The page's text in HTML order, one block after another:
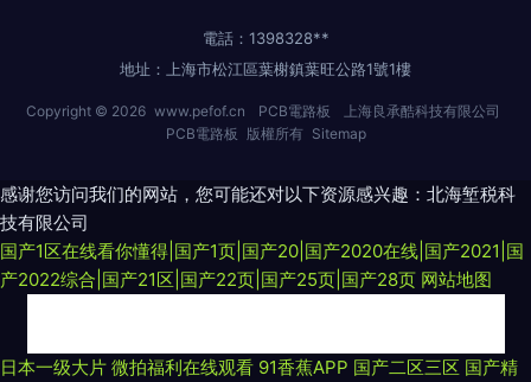
電話：1398328**
地址：上海市松江區葉榭鎮葉旺公路1號1樓
Copyright © 2026 www.pefof.cn PCB電路板
上海良承酷科技有限公司
PCB電路板
版權所有 Sitemap
感谢您访问我们的网站，您可能还对以下资源感兴趣：北海堑税科
技有限公司
国产1区在线看你懂得|国产1页|国产20|国产2020在线|国产2021|国
产2022综合|国产21区|国产22页|国产25页|国产28页 网站地图
日本一级大片 微拍福利在线观看 91香蕉APP 国产二区三区 国产精